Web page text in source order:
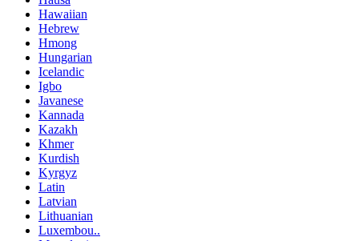
Hawaiian
Hebrew
Hmong
Hungarian
Icelandic
Igbo
Javanese
Kannada
Kazakh
Khmer
Kurdish
Kyrgyz
Latin
Latvian
Lithuanian
Luxembou..